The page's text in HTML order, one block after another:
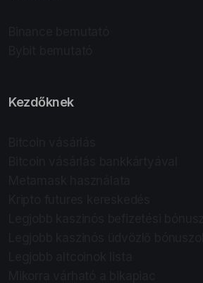
Kezdőknek